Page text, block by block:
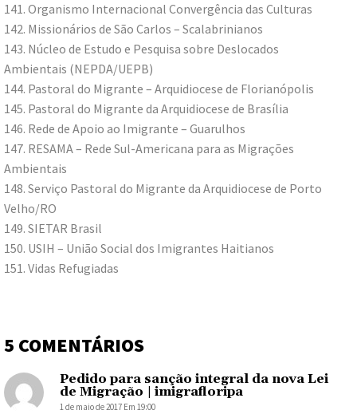
141. Organismo Internacional Convergência das Culturas
142. Missionários de São Carlos – Scalabrinianos
143. Núcleo de Estudo e Pesquisa sobre Deslocados
Ambientais (NEPDA/UEPB)
144. Pastoral do Migrante – Arquidiocese de Florianópolis
145. Pastoral do Migrante da Arquidiocese de Brasília
146. Rede de Apoio ao Imigrante – Guarulhos
147. RESAMA – Rede Sul-Americana para as Migrações
Ambientais
148. Serviço Pastoral do Migrante da Arquidiocese de Porto
Velho/RO
149. SIETAR Brasil
150. USIH – União Social dos Imigrantes Haitianos
151. Vidas Refugiadas
5 COMENTÁRIOS
Pedido para sanção integral da nova Lei
de Migração | imigrafloripa
1 de maio de 2017 Em 19:00